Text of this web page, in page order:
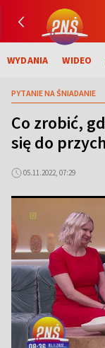
WYDANIA WIDEO
PYTANIE NA ŚNIADANIE
Co zrobić,
się do
05.11.2022, 07:29